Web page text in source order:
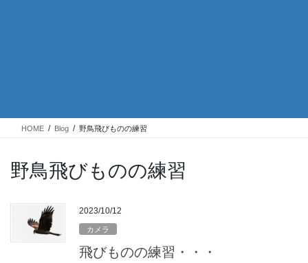
HOME Blog 野鳥飛びものの練習
野鳥飛びものの練習
2023/10/12
カメラ
飛びものの練習・・・